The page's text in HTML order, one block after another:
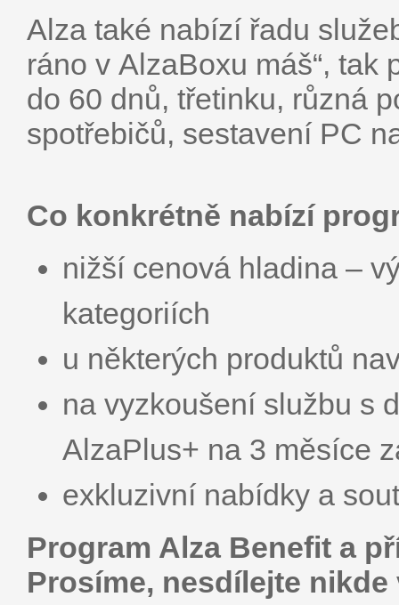
Alza také nabízí řadu
ráno v AlzaBoxu máš“, tak
do 60 dnů, třetinku, různá
spotřebičů, sestavení PC
Co konkrétně nabízí
nižší cenová hladina –
kategoriích
u některých produktů
na vyzkoušení službu s
AlzaPlus+ na 3 měsíce
exkluzivní nabídky a
Program Alza Benefit a
Prosíme, nesdílejte